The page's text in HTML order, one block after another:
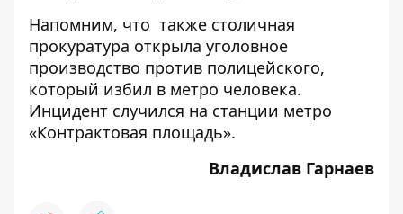
Напомним, что также столичная
прокуратура открыла уголовное
производство против полицейского,
который избил в метро человека.
Инцидент случился на станции метро
«Контрактовая площадь».
Владислав Гарнаев